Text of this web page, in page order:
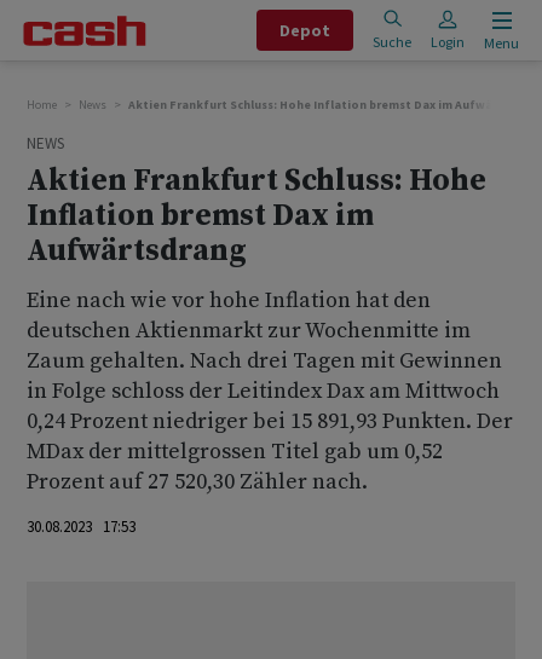
Depot
Suche Login Menu
Home News Aktien Frankfurt Schluss: Hohe Inflation bremst Dax im
NEWS
Aktien Frankfurt Schluss: Hohe
Inflation bremst Dax im
Aufwärtsdrang
Eine nach wie vor hohe Inflation hat den
deutschen Aktienmarkt zur Wochenmitte im
Zaum gehalten. Nach drei Tagen mit Gewinnen
in Folge schloss der Leitindex Dax am Mittwoch
0,24 Prozent niedriger bei 15 891,93 Punkten. Der
MDax der mittelgrossen Titel gab um 0,52
Prozent auf 27 520,30 Zähler nach.
30.08.2023 17:53